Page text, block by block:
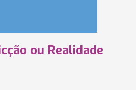
ou Realidade